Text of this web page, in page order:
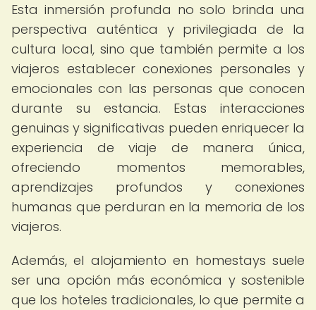
Esta inmersión profunda no solo brinda una
perspectiva auténtica y privilegiada de la
cultura local, sino que también permite a los
viajeros establecer conexiones personales y
emocionales con las personas que conocen
durante su estancia. Estas interacciones
genuinas y significativas pueden enriquecer la
experiencia de viaje de manera única,
ofreciendo momentos memorables,
aprendizajes profundos y conexiones
humanas que perduran en la memoria de los
viajeros.
Además, el alojamiento en homestays suele
ser una opción más económica y sostenible
que los hoteles tradicionales, lo que permite a